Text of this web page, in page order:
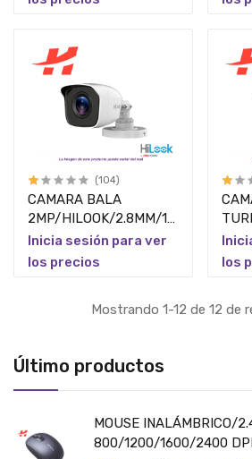
Último productos
MOUSE INALÁMBRICO/
800/1200/1600/2400
GRADOS/MICROFONO/EXT
(104)
CAMARA BALA
2MP/HILOOK/2.8MM/103°/20
MTS
IR/POLICARBONATO
Inicia sesión para ver
los precios
/
MM/
IR/
los
Mostrando 1-12 de 12 de